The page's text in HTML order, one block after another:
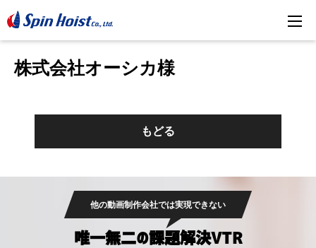
株式会社オーシカ様
もどる
他の動画制作会社では実現できない
唯一無二の課題解決VTR